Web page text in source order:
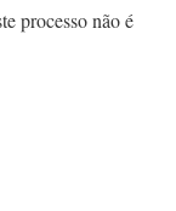
processo não é